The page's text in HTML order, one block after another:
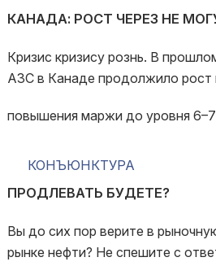
КАНАДА: РОСТ ЧЕРЕЗ НЕ
Кризис кризису рознь. В
АЗС в Канаде продолжило рост
повышения маржи до уровня
КОНЪЮНКТУРА
ПРОДЛЕВАТЬ БУДЕТЕ?
Вы до сих пор верите в
рынке нефти? Не спешите с